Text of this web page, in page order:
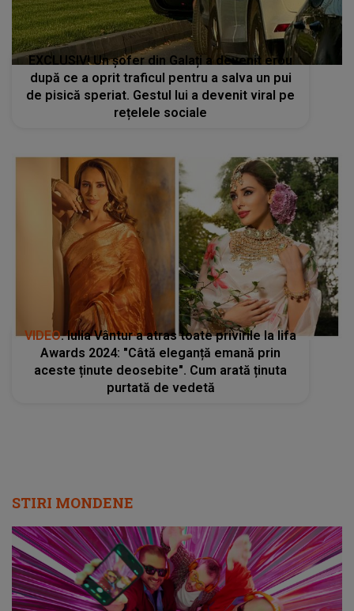
EXCLUSIV! Un șofer din Galați a devenit erou
după ce a oprit traficul pentru a salva un pui
de pisică speriat. Gestul lui a devenit viral pe
rețelele sociale
VIDEO. Iulia Vântur a atras toate privirile la Iifa
Awards 2024: "Câtă eleganță emană prin
aceste ținute deosebite". Cum arată ținuta
purtată de vedetă
STIRI MONDENE